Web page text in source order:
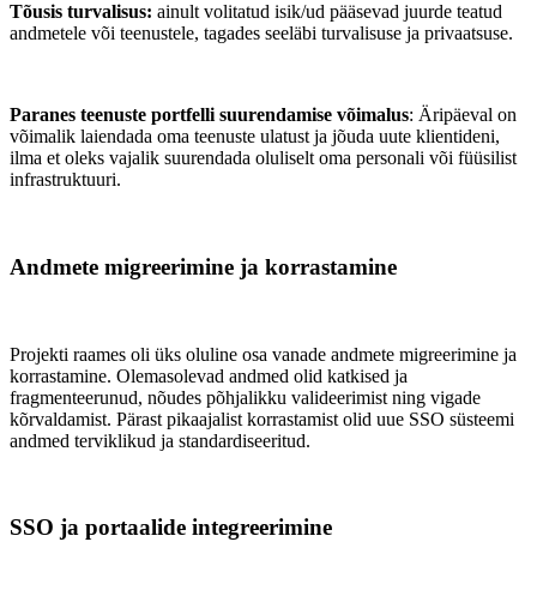
Tõusis turvalisus: ainult volitatud isik/ud pääsevad juurde teatud
andmetele või teenustele, tagades seeläbi turvalisuse ja privaatsuse.
Paranes teenuste portfelli suurendamise võimalus: Äripäeval on
võimalik laiendada oma teenuste ulatust ja jõuda uute klientideni,
ilma et oleks vajalik suurendada oluliselt oma personali või füüsilist
infrastruktuuri.
Andmete migreerimine ja korrastamine
Projekti raames oli üks oluline osa vanade andmete migreerimine ja
korrastamine. Olemasolevad andmed olid katkised ja
fragmenteerunud, nõudes põhjalikku valideerimist ning vigade
kõrvaldamist. Pärast pikaajalist korrastamist olid uue SSO süsteemi
andmed terviklikud ja standardiseeritud.
SSO ja portaalide integreerimine